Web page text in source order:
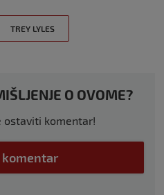
TREY LYLES
O OVOME?
ostaviti komentar!